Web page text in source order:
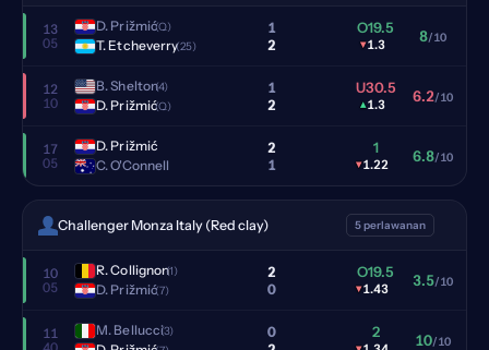
13
05
D. Prižmić(Q)
T. Etcheverry(25)
1
2
O19.5
▾1.3 8/10
12
10
B. Shelton(4)
D. Prižmić(Q)
1
2
U30.5
▴1.3 6.2/10
17
05
D. Prižmić
C. O'Connell
2
1
1
▾1.22 6.8/10
Challenger Monza Italy (Red clay) 5 perlawanan
10
05
R. Collignon(1)
D. Prižmić(7)
2
0
O19.5
▾1.43 3.5/10
11
M. Bellucci(3)
0
2 10/10